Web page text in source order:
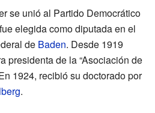
se unió al Partido Democrático
elegida como diputada en el
de Baden. Desde 1919
presidenta de la “Asociación de
1924, recibió su doctorado por
.